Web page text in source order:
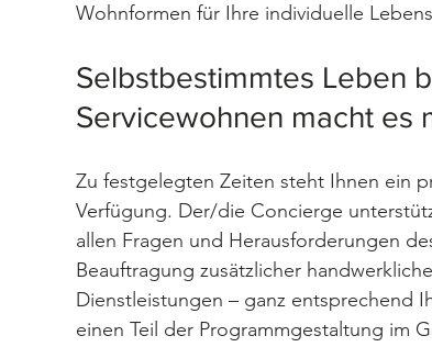
Wohnformen für Ihre individuelle
Selbstbestimmtes Leben
Servicewohnen macht es
Zu festgelegten Zeiten steht Ihnen ein
Verfügung. Der/die Concierge
allen Fragen und Herausforderungen
Beauftragung zusätzlicher
Dienstleistungen – ganz entsprechend
einen Teil der Programmgestaltung im